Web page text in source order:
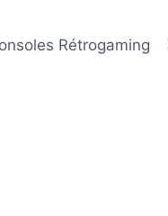
Rétrogaming